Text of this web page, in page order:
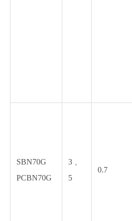
SBN70G
PCBN70G
3 、
5
0.7